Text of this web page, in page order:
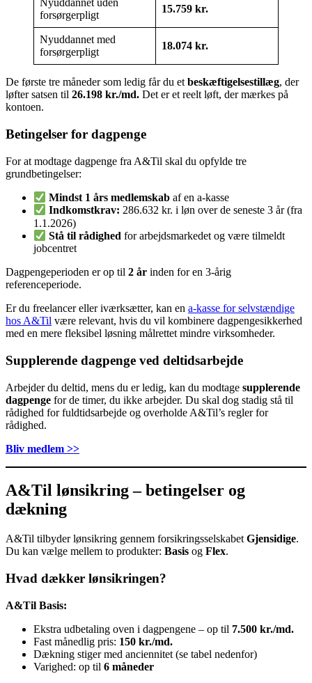
Nyuddannet uden
forsørgerpligt
15.759 kr.
Nyuddannet med
forsørgerpligt
18.074 kr.
De første tre måneder som ledig får du etbeskæftigelsestillæg, der
løfter satsen til 26.198 kr./md. Det er et reelt løft, der mærkes på
kontoen.
Betingelser for dagpenge
For at modtage dagpenge fra A&Til skal du opfylde tre
grundbetingelser:
Mindst 1 års medlemskab af en a-kasse
Indkomstkrav: 286.632 kr. i løn over de seneste 3 år (fra
1.1.2026)
Stå til rådighed for arbejdsmarkedet og være tilmeldt
jobcentret
Dagpengeperioden er op til 2 år inden for en 3-årig
referenceperiode.
Er du freelancer eller iværksætter, kan en a-kasse for selvstændige
hos A&Til være relevant, hvis du vil kombinere dagpengesikkerhed
med en mere fleksibel løsning målrettet mindre virksomheder.
Supplerende dagpenge ved deltidsarbejde
Arbejder du deltid, mens du er ledig, kan du modtage supplerende
dagpenge for de timer, du ikke arbejder. Du skal dog stadig stå til
rådighed for fuldtidsarbejde og overholde A&Til’s regler for
rådighed.
Bliv medlem >>
A&Til lønsikring – betingelser og
dækning
A&Til tilbyder lønsikring gennem forsikringsselskabet Gjensidige.
Du kan vælge mellem to produkter: Basis og Flex.
Hvad dækker lønsikringen?
A&Til Basis:
Ekstra udbetaling oven i dagpengene – op til 7.500 kr./md.
Fast månedlig pris: 150 kr./md.
Dækning stiger med anciennitet (se tabel nedenfor)
Varighed: op til 6 måneder